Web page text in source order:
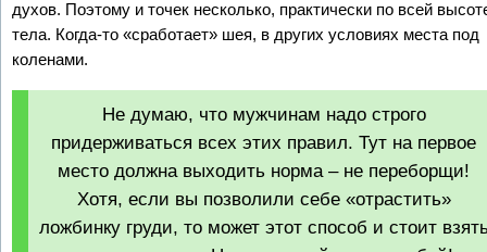
духов. Поэтому и точек несколько, практически по всей
тела. Когда-то «сработает» шея, в других условиях места под
коленами.
Не думаю, что мужчинам надо строго
придерживаться всех этих правил. Тут на первое
место должна выходить норма – не переборщи!
Хотя, если вы позволили себе «отрастить»
ложбинку груди, то может этот способ и стоит